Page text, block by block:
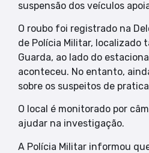
suspensão dos veículos
O roubo foi registrado na
de Polícia Militar, localizado
Guarda, ao lado do
aconteceu. No entanto,
sobre os suspeitos de
O local é monitorado por
ajudar na investigação.
A Polícia Militar informou